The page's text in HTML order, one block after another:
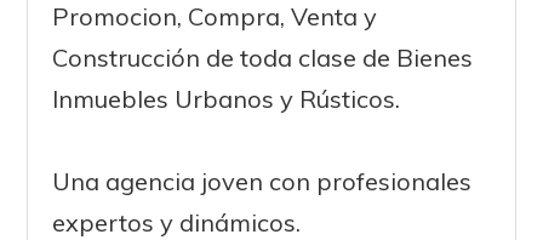
Promocion, Compra, Venta y
Construcción de toda clase de Bienes
Inmuebles Urbanos y Rústicos.
Una agencia joven con profesionales
expertos y dinámicos.